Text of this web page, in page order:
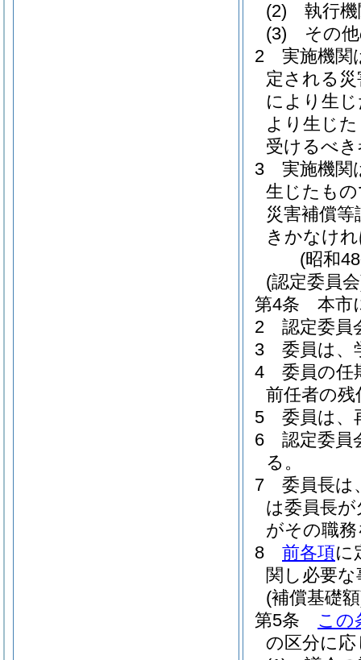
(2)
執行
(3)
その
2
実施機関
定される
により生
より生じ
受けるべ
3
実施機関
生じたも
災害補償等
きかなけ
(昭和
(認定委員
第4条
本市
2
認定委員
3
委員は、
4
委員の任
前任者の
5
委員は、
6
認定委員
る。
7
委員長は
は委員長
がその職
8
前各項に
関し必要
(補償基礎
第5条
この
の区分に応